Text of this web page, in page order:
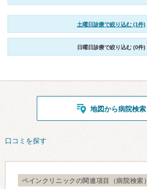
土曜日診療で絞り込む (1件)
日曜日診療で絞り込む (0件)
地図から病院検索
口コミを探す
ペインクリニックの関連項目（病院検索）